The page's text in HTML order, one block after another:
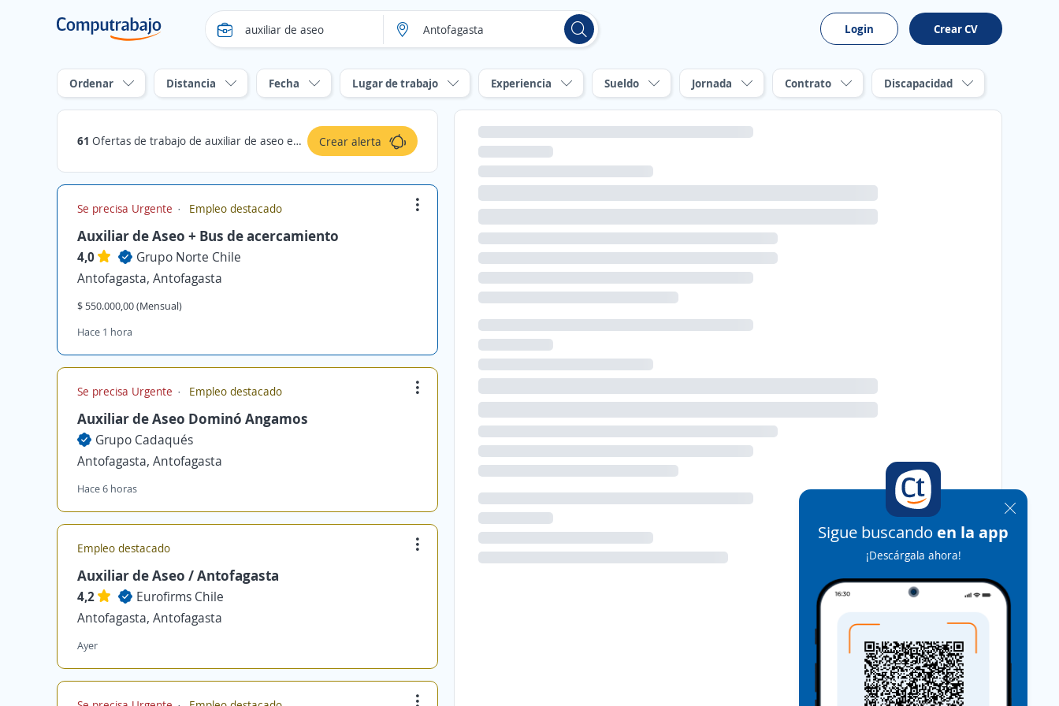
Login Crear CV
Ordenar Distancia Fecha Lugar de trabajo Experiencia Sueldo Jornada Contrato Discapacidad
61 Ofertas de trabajo de auxiliar de aseo en Antofagasta, Antofagasta Crear alerta
Se precisa Urgente Empleo destacado
Auxiliar de Aseo + Bus de acercamiento
4,0
Grupo Norte Chile
Antofagasta, Antofagasta
$ 550.000,00 (Mensual)
Hace 1 hora
Se precisa Urgente Empleo destacado
Auxiliar de Aseo Dominó Angamos
Grupo Cadaqués
Antofagasta, Antofagasta
Hace 6 horas
Empleo destacado
Auxiliar de Aseo / Antofagasta
4,2
Eurofirms Chile
Antofagasta, Antofagasta
Ayer
Sigue buscando en la app
¡Descárgala ahora!